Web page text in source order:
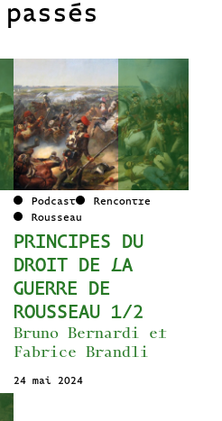
Podcast
Rencontre
Rousseau
PRINCIPES DU
DROIT DE LA
GUERRE DE
ROUSSEAU 1/2
Bruno Bernardi et
Fabrice Brandli
24 mai 2024